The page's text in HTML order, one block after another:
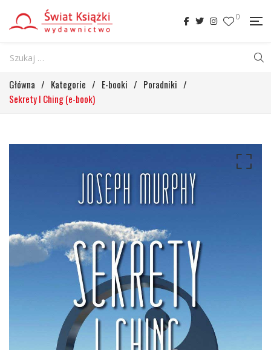
0
Główna / Kategorie / E-booki / Poradniki /
Sekrety I Ching (e-book)